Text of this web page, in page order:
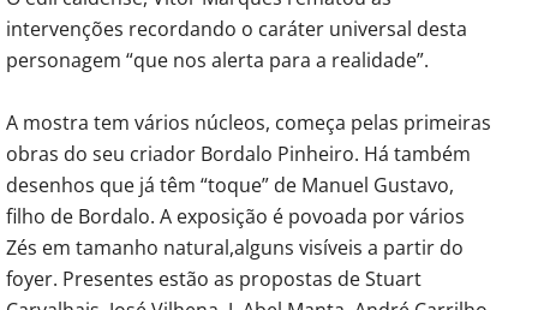
intervenções recordando o caráter universal desta
personagem “que nos alerta para a realidade”.
A mostra tem vários núcleos, começa pelas primeiras
obras do seu criador Bordalo Pinheiro. Há também
desenhos que já têm “toque” de Manuel Gustavo,
filho de Bordalo. A exposição é povoada por vários
Zés em tamanho natural,alguns visíveis a partir do
foyer. Presentes estão as propostas de Stuart